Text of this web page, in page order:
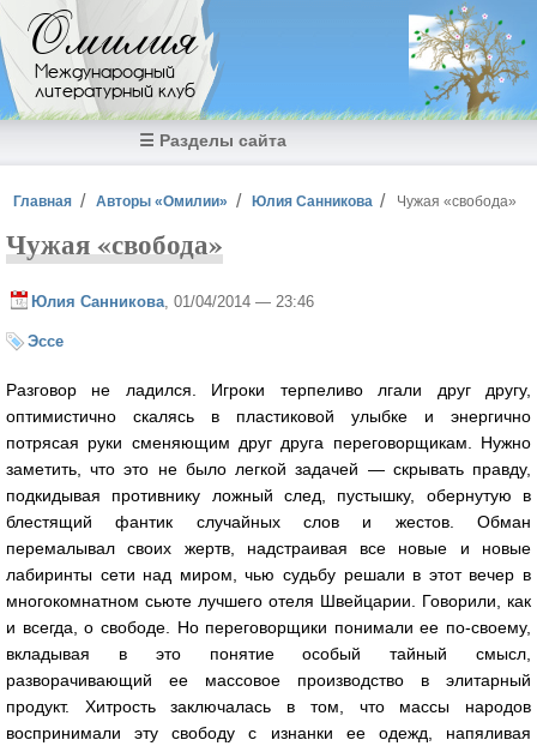
Перейти к основному содержанию
Омилия
Международный
литературный клуб
☰ Разделы сайта
Вы здесь
Главная Авторы «Омилии» Юлия Санникова Чужая «свобода»
Чужая «свобода»
Юлия Санникова , 01/04/2014 — 23:46
Эссе
Разговор не ладился. Игроки терпеливо лгали друг другу,
оптимистично скалясь в пластиковой улыбке и энергично
потрясая руки сменяющим друг друга переговорщикам. Нужно
заметить, что это не было легкой задачей — скрывать правду,
подкидывая противнику ложный след, пустышку, обернутую в
блестящий фантик случайных слов и жестов. Обман
перемалывал своих жертв, надстраивая все новые и новые
лабиринты сети над миром, чью судьбу решали в этот вечер в
многокомнатном сьюте лучшего отеля Швейцарии. Говорили, как
и всегда, о свободе. Но переговорщики понимали ее по-своему,
вкладывая в это понятие особый тайный смысл,
разворачивающий ее массовое производство в элитарный
продукт. Хитрость заключалась в том, что массы народов
воспринимали эту свободу с изнанки ее одежд, напяливая